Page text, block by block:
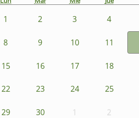
1 2 3 4
8 9 10 11
15 16 17 18
22 23 24 25
29 30 1 2